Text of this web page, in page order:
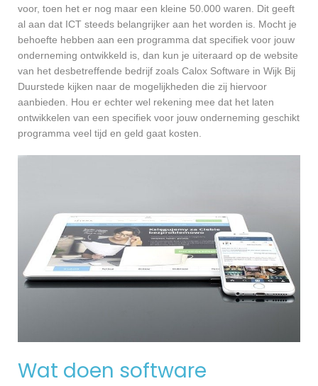
voor, toen het er nog maar een kleine 50.000 waren. Dit geeft
al aan dat ICT steeds belangrijker aan het worden is. Mocht je
behoefte hebben aan een programma dat specifiek voor jouw
onderneming ontwikkeld is, dan kun je uiteraard op de website
van het desbetreffende bedrijf zoals Calox Software in Wijk Bij
Duurstede kijken naar de mogelijkheden die zij hiervoor
aanbieden. Hou er echter wel rekening mee dat het laten
ontwikkelen van een specifiek voor jouw onderneming geschikt
programma veel tijd en geld gaat kosten.
Wat doen software